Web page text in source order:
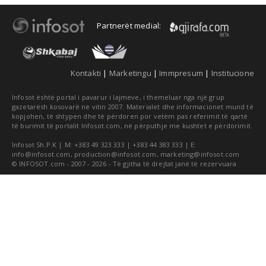
Partnerët medial:
Kontakti | Marketingu | Immpresum | Institucione
Infosot është portal i pavarur i lajmeve, i themeluar nga një grup
gazetarësh kosovarë në vitin 2007. Materialet dhe informacionet mund të
kopjohen, të shtypen dhe të përdoren por vetëm pas referimit të qartë
të burimit të portalit Infosot.com, në përputhje me kushtet e përdorimit.
Infosot Sh.P.K | M: +383 49 323 333 | +383 44 383 333 | E:
info@infosot.com , production@infosot.com , marketing@infosot.com
© INFOSOT.com - 2007 - 2026 - Të gjitha të drejtat janë të rezervuara